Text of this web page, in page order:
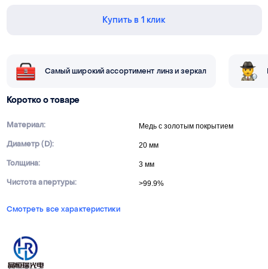
Купить в 1 клик
Самый широкий ассортимент линз и зеркал
Коротко о товаре
Материал: Медь с золотым покрытием
Диаметр (D): 20 мм
Толщина: 3 мм
Чистота апертуры: >99.9%
Смотреть все характеристики